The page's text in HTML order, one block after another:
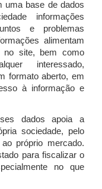
uma base de dados
informações
e problemas
alimentam
no site, bem como
interessado,
formato aberto, em
à informação e
dados apoia a
sociedade, pelo
próprio mercado.
para fiscalizar o
no que